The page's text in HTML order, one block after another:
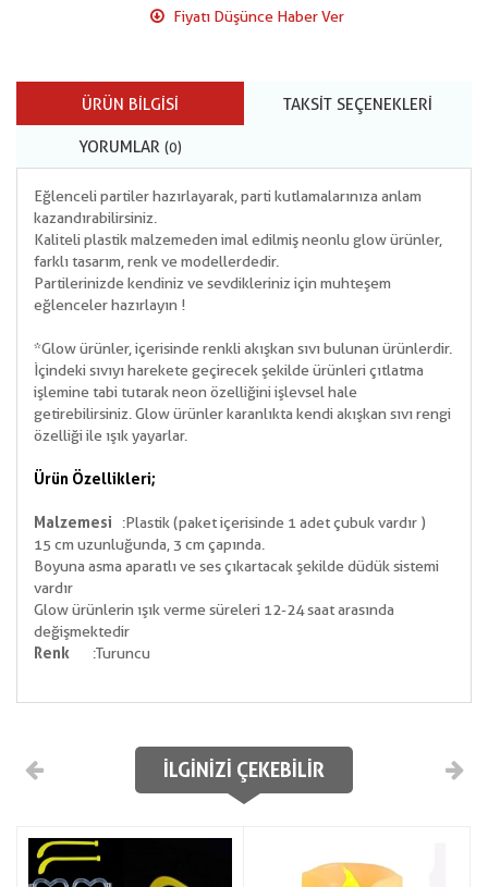
Fiyatı Düşünce Haber Ver
ÜRÜN BILGISI TAKSIT SEÇENEKLERI
YORUMLAR (0)
Eğlenceli partiler hazırlayarak, parti kutlamalarınıza anlam
kazandırabilirsiniz.
Kaliteli plastik malzemeden imal edilmiş neonlu glow ürünler,
farklı tasarım, renk ve modellerdedir.
Partilerinizde kendiniz ve sevdikleriniz için muhteşem
eğlenceler hazırlayın !
*Glow ürünler, içerisinde renkli akışkan sıvı bulunan ürünlerdir.
İçindeki sıvıyı harekete geçirecek şekilde ürünleri çıtlatma
işlemine tabi tutarak neon özelliğini işlevsel hale
getirebilirsiniz. Glow ürünler karanlıkta kendi akışkan sıvı rengi
özelliği ile ışık yayarlar.
Ürün Özellikleri;
Malzemesi
:Plastik (paket içerisinde 1 adet çubuk vardır )
15 cm uzunluğunda, 3 cm çapında.
Boyuna asma aparatlı ve ses çıkartacak şekilde düdük sistemi
vardır
Glow ürünlerin ışık verme süreleri 12-24 saat arasında
değişmektedir
Renk
:Turuncu
İLGINIZI ÇEKEBILIR